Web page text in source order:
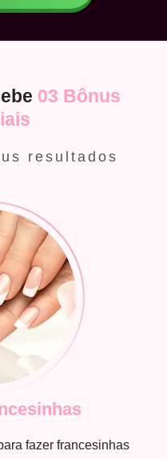
03 Bônus
resultados
fazer francesinhas